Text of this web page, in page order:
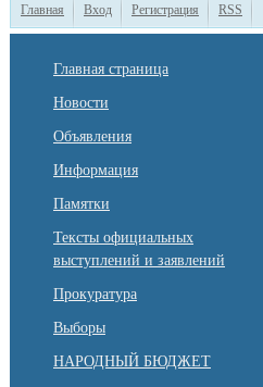
Главная Вход Регистрация RSS
Главная страница
Новости
Объявления
Информация
Памятки
Тексты официальных
выступлений и заявлений
Прокуратура
Выборы
НАРОДНЫЙ БЮДЖЕТ